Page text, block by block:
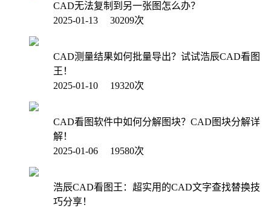
CAD无法复制到另一张图怎么办？
2025-01-13 30209次
CAD测量结果如何批量导出？试试浩辰CAD看图
王！
2025-01-10 19320次
CAD看图软件中如何分解图块？CAD图块分解详
解！
2025-01-06 19580次
浩辰CAD看图王：超实用的CAD文字查找替换技
巧分享！